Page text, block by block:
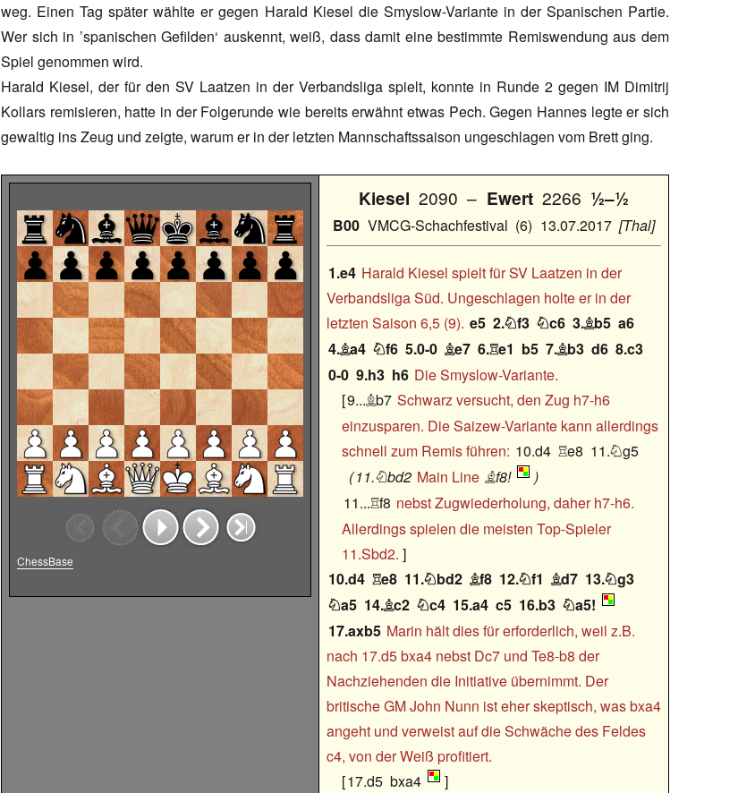
weg. Einen Tag später wählte er gegen Harald Kiesel die Smyslow-Variante in der Spanischen Partie.
Wer sich in ’spanischen Gefilden‘ auskennt, weiß, dass damit eine bestimmte Remiswendung aus dem
Spiel genommen wird.
Harald Kiesel, der für den SV Laatzen in der Verbandsliga spielt, konnte in Runde 2 gegen IM Dimitrij
Kollars remisieren, hatte in der Folgerunde wie bereits erwähnt etwas Pech. Gegen Hannes legte er sich
gewaltig ins Zeug und zeigte, warum er in der letzten Mannschaftssaison ungeschlagen vom Brett ging.
ChessBase
Kiesel 2090 – Ewert 2266 ½–½
B00 VMCG-Schachfestival 6 13.07.2017 Thal
1.e4 Harald Kiesel spielt für SV Laatzen in der
Verbandsliga Süd. Ungeschlagen holte er in der
letzten Saison 6,5 (9). e5 2.f3 c6 3.b5 a6
4.a4 f6 5.0-0 e7 6.e1 b5 7.b3 d6 8.c3
0-0 9.h3 h6 Die Smyslow-Variante.
9...b7 Schwarz versucht, den Zug h7-h6
einzusparen. Die Saizew-Variante kann allerdings
schnell zum Remis führen: 10.d4 e8 11.g5
11.bd2 Main Line f8!
11...f8 nebst Zugwiederholung, daher h7-h6.
Allerdings spielen die meisten Top-Spieler
11.Sbd2.
10.d4 e8 11.bd2 f8 12.f1 d7 13.g3
a5 14.c2 c4 15.a4 c5 16.b3 a5!
17.axb5 Marin hält dies für erforderlich, weil z.B.
nach 17.d5 bxa4 nebst Dc7 und Te8-b8 der
Nachziehenden die Initiative übernimmt. Der
britische GM John Nunn ist eher skeptisch, was bxa4
angeht und verweist auf die Schwäche des Feldes
c4, von der Weiß profitiert.
17.d5 bxa4